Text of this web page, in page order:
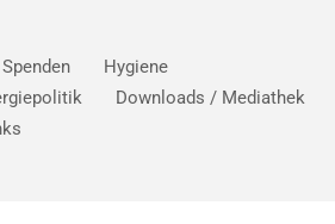
Spenden
Hygiene
Downloads / Mediathek